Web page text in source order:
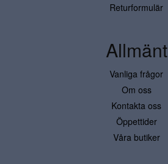
Returformulär
Allmänt
Vanliga frågor
Om oss
Kontakta oss
Öppettider
Våra butiker